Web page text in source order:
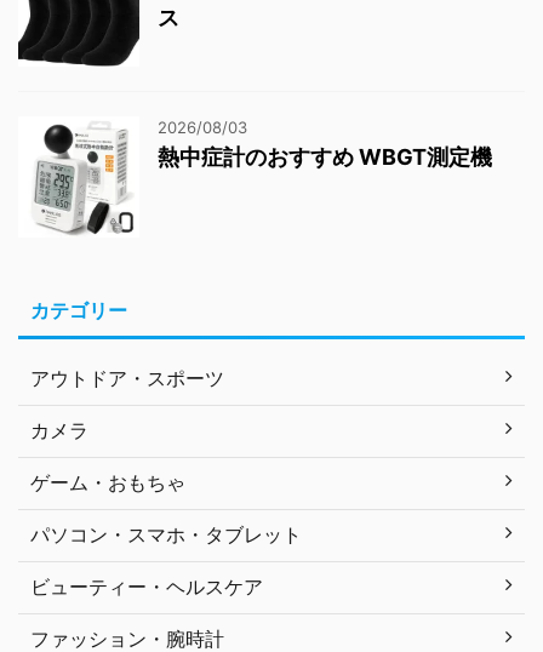
ス
2026/08/03
熱中症計のおすすめ WBGT測定機
カテゴリー
アウトドア・スポーツ
カメラ
ゲーム・おもちゃ
パソコン・スマホ・タブレット
ビューティー・ヘルスケア
ファッション・腕時計